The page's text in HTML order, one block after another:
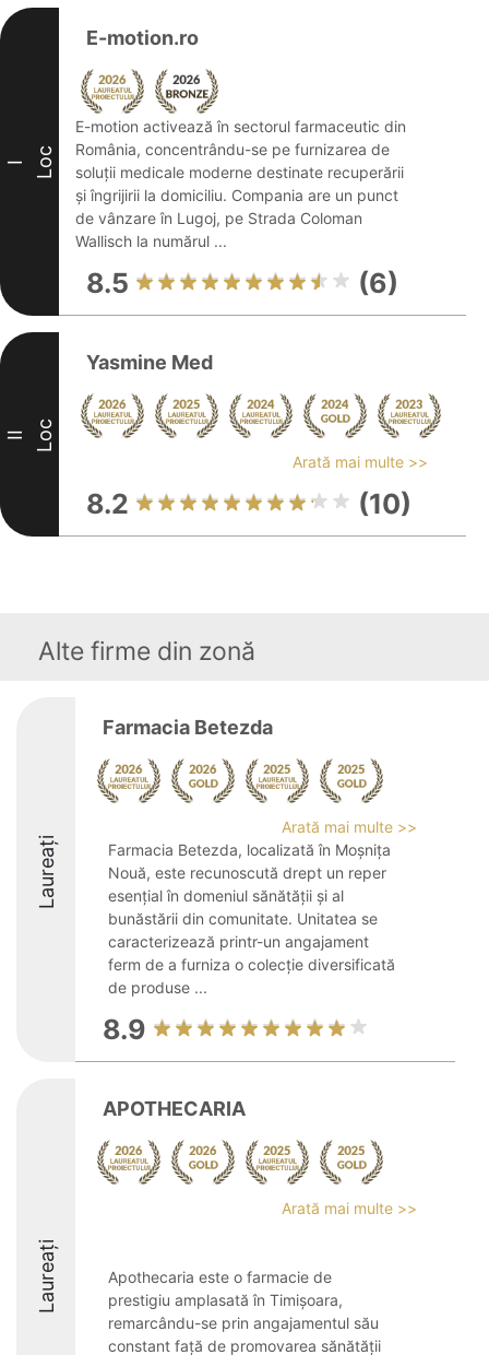
I Loc
E-motion.ro
E-motion activează în sectorul farmaceutic din
România, concentrându-se pe furnizarea de
soluții medicale moderne destinate recuperării
și îngrijirii la domiciliu. Compania are un punct
de vânzare în Lugoj, pe Strada Coloman
Wallisch la numărul ...
8.5 (6)
II Loc
Yasmine Med
Arată mai multe >>
8.2 (10)
Alte firme din zonă
Laureați
Farmacia Betezda
Arată mai multe >>
Farmacia Betezda, localizată în Moșnița
Nouă, este recunoscută drept un reper
esențial în domeniul sănătății și al
bunăstării din comunitate. Unitatea se
caracterizează printr-un angajament
ferm de a furniza o colecție diversificată
de produse ...
8.9
Laureați
APOTHECARIA
Arată mai multe >>
Apothecaria este o farmacie de
prestigiu amplasată în Timișoara,
remarcându-se prin angajamentul său
constant față de promovarea sănătății